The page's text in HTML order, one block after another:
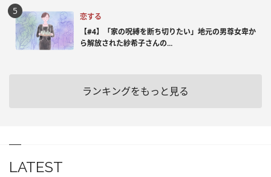
恋する
【#4】「家の呪縛を断ち切りたい」地元の男尊女卑か
ら解放された紗希子さんの...
ランキングをもっと見る
LATEST